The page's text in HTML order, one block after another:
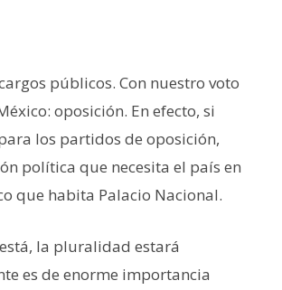
públicos. Con nuestro voto
oposición. En efecto, si
los partidos de oposición,
política que necesita el país en
que habita Palacio Nacional.
la pluralidad estará
es de enorme importancia